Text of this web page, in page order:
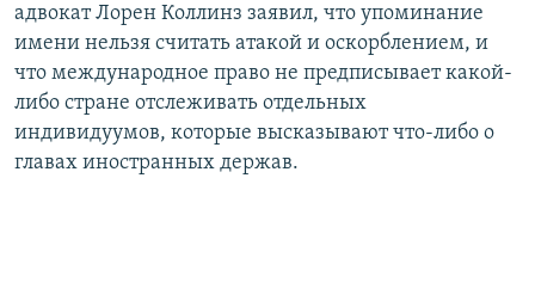
адвокат Лорен Коллинз заявил, что упоминание
имени нельзя считать атакой и оскорблением, и
что международное право не предписывает какой-
либо стране отслеживать отдельных
индивидуумов, которые высказывают что-либо о
главах иностранных держав.